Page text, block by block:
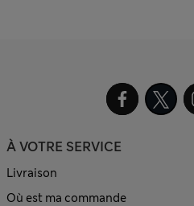
À VOTRE SERVICE
Livraison
Où est ma commande